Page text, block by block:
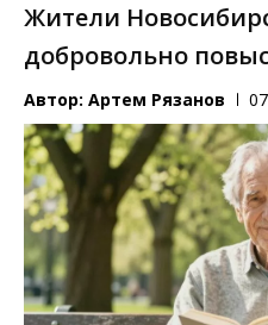
Жители
добровольно
Автор: Артем Рязанов